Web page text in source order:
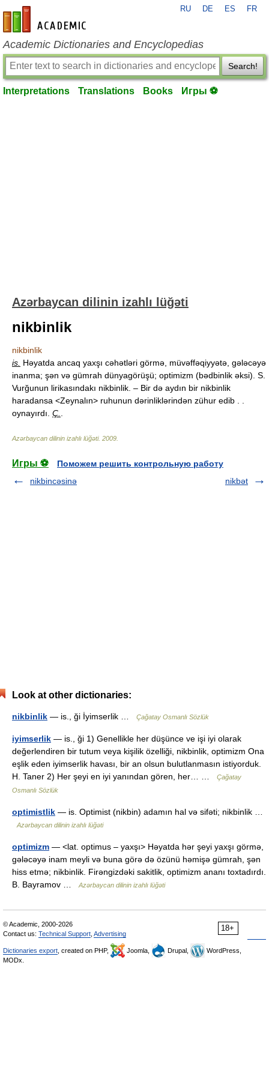
en-academic.com
RU DE ES FR
Academic Dictionaries and Encyclopedias
Search!
Interpretations Translations Books Игры ⚽
Azərbaycan dilinin izahlı lüğəti
nikbinlik
nikbinlik
is. Həyatda ancaq yaxşı cəhətləri görmə, müvəffəqiyyətə, gələcəyə
inanma; şən və gümrah dünyagörüşü; optimizm (bədbinlik əksi). S.
Vurğunun lirikasındakı nikbinlik. – Bir də aydın bir nikbinlik
haradansa <Zeynalın> ruhunun dərinliklərindən zühur edib . .
oynayırdı. Ç.
Azərbaycan dilinin izahlı lüğəti. 2009
Игры ⚽
Поможем решить контрольную работу
nikbincəsinə
nikbət
Look at other dictionaries:
nikbinlik — is., ği İyimserlik … Çağatay Osmanlı Sözlük
iyimserlik — is., ği 1) Genellikle her düşünce ve işi iyi olarak
değerlendiren bir tutum veya kişilik özelliği, nikbinlik, optimizm Ona
eşlik eden iyimserlik havası, bir an olsun bulutlanmasın istiyorduk.
H. Taner 2) Her şeyi en iyi yanından gören, her… …
Çağatay
Osmanlı Sözlük
optimistlik — is. Optimist (nikbin) adamın hal və sifəti; nikbinlik …
Azərbaycan dilinin izahlı lüğəti
optimizm — <lat. optimus – yaxşı> Həyatda hər şeyi yaxşı görmə,
gələcəyə inam meyli və buna görə də özünü həmişə gümrah, şən
hiss etmə; nikbinlik. Firəngizdəki sakitlik, optimizm ananı toxtadırdı.
B. Bayramov …
Azərbaycan dilinin izahlı lüğəti
18+
© Academic, 2000-2026
Contact us: Technical Support Advertising
Dictionaries export , created on PHP, Joomla, Drupal,
WordPress,
MODx.